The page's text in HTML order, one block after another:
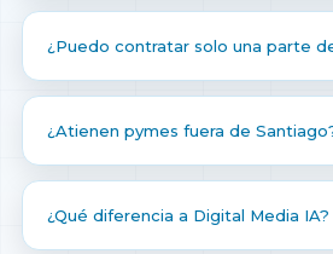
¿Puedo contratar solo una parte
¿Atienen pymes fuera de
¿Qué diferencia a Digital Media IA?